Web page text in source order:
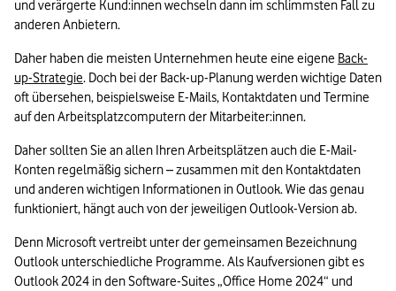
und verärgerte Kund:innen wechseln dann im schlimmsten Fall zu
anderen Anbietern.
Daher haben die meisten Unternehmen heute eine eigene Back-
up-Strategie. Doch bei der Back-up-Planung werden wichtige Daten
oft übersehen, beispielsweise E-Mails, Kontaktdaten und Termine
auf den Arbeitsplatzcomputern der Mitarbeiter:innen.
Daher sollten Sie an allen Ihren Arbeitsplätzen auch die E-Mail-
Konten regelmäßig sichern – zusammen mit den Kontaktdaten
und anderen wichtigen Informationen in Outlook. Wie das genau
funktioniert, hängt auch von der jeweiligen Outlook-Version ab.
Denn Microsoft vertreibt unter der gemeinsamen Bezeichnung
Outlook unterschiedliche Programme. Als Kaufversionen gibt es
Outlook 2024 in den Software-Suites „Office Home 2024“ und